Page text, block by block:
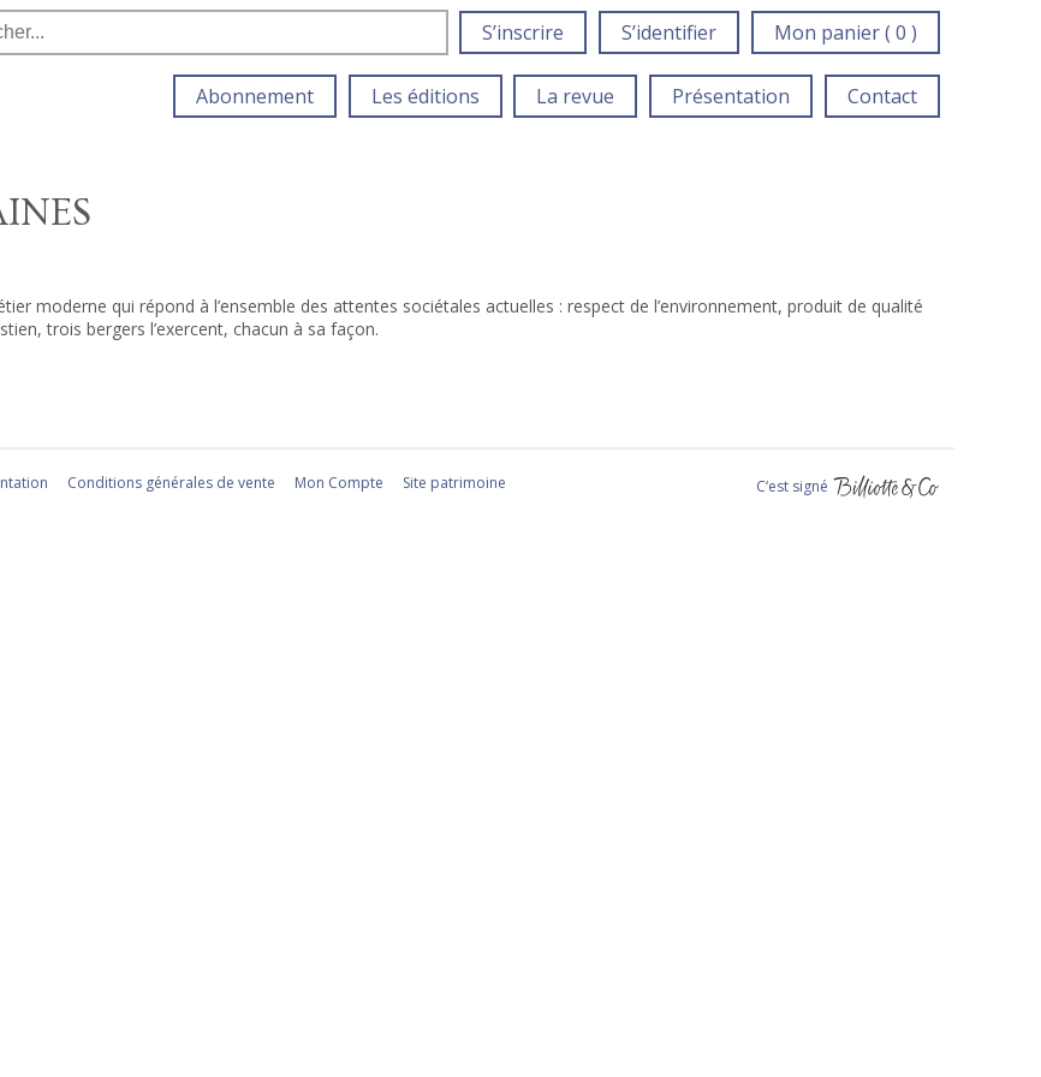
S’inscrire S’identifier Mon panier ( 0 )
Abonnement Les éditions La revue Présentation Contact
moderne qui répond à l’ensemble des attentes sociétales actuelles : respect de l’environnement, produit de qualité
trois bergers l’exercent, chacun à sa façon.
Conditions générales de vente Mon Compte Site patrimoine C‘est signé